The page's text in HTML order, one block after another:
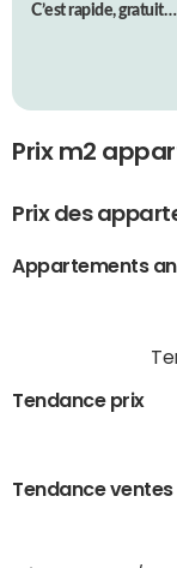
C’est rapide, gratuit…
Prix m2
Prix des
Appartements
Tendance prix
Tendance ventes